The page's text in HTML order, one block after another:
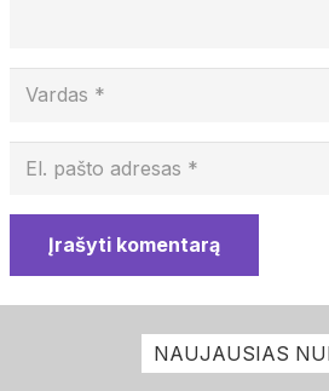
Įrašyti komentarą
NAUJAUSIAS